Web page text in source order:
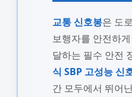
교통 신호봉은 도
보행자를 안전하
달하는 필수 안전
식 SBP 고성능 신
간 모두에서 뛰어